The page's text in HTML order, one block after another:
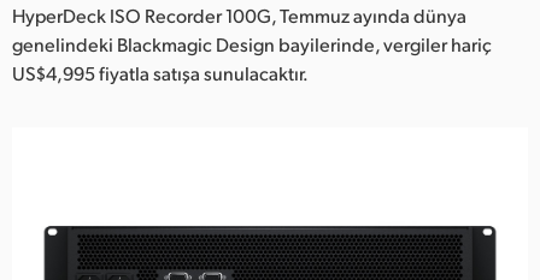
HyperDeck ISO Recorder 100G, Temmuz ayında dünya
genelindeki Blackmagic Design bayilerinde, vergiler hariç
US$4,995 fiyatla satışa sunulacaktır.